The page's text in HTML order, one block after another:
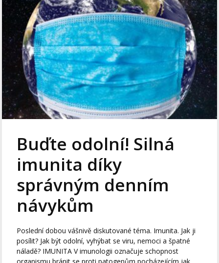
Buďte odolní! Silná
imunita díky
správným denním
návykům
Poslední dobou vášnivě diskutované téma. Imunita. Jak ji
posílit? Jak být odolní, vyhýbat se viru, nemoci a špatné
náladě? IMUNITA V imunologii označuje schopnost